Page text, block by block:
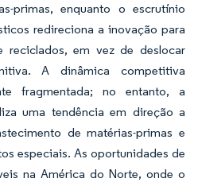
primas, enquanto o escrutínio
redireciona a inovação para
reciclados, em vez de deslocar
A dinâmica competitiva
fragmentada; no entanto, a
uma tendência em direção a
de matérias-primas e
especiais. As oportunidades de
na América do Norte, onde o